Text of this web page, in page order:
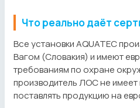
Что реально даёт
Все установки AQUATEC
Вагом (Словакия) и имеют
требованиям по охране
производитель ЛОС не
поставлять продукцию на